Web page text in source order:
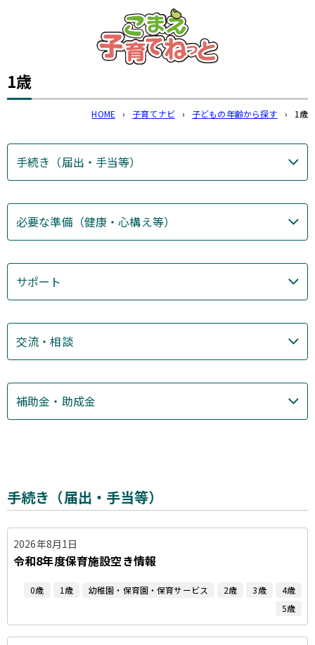
このページの本文へ
1歳
HOME › 子育てナビ › 子どもの年齢から探す › 1歳
手続き（届出・手当等）
必要な準備（健康・心構え等）
サポート
交流・相談
補助金・助成金
手続き（届出・手当等）
2026年8月1日
令和8年度保育施設空き情報
0歳 1歳 幼稚園・保育園・保育サービス 2歳 3歳
4歳
5歳